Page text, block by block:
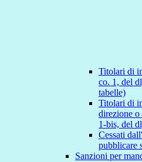
Titolari di
co. 1, del
tabelle)
Titolari di
direzione
1-bis, del
Cessati
pubblicare
Sanzioni per